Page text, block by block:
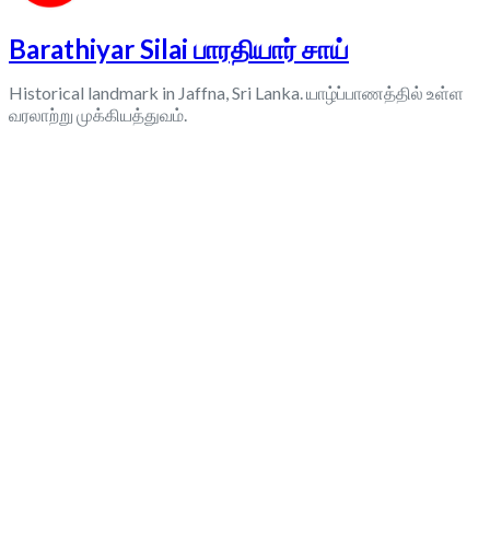
Barathiyar Silai பாரதியார் சாய்
Historical landmark in Jaffna, Sri Lanka. யாழ்ப்பாணத்தில் உள்ள
வரலாற்று முக்கியத்துவம்.